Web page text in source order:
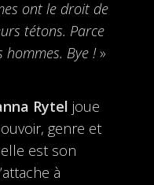
ont le droit de
tétons. Parce
hommes. Bye !»
Rytel joue
genre et
est son
à